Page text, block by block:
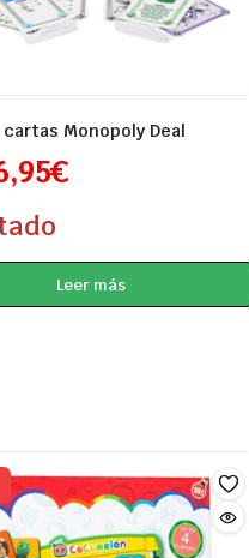
Monopoly Deal
€
Leer más